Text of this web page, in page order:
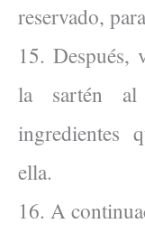
reservado,
15. Después,
la sartén
ingredientes
ella.
16. A